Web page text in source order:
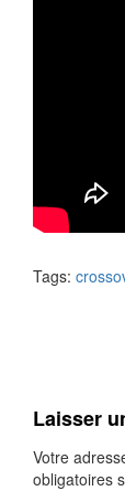
Tags:
Laisser
Votre
obligatoires